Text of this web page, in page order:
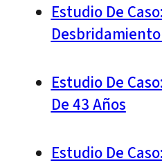
Estudio De
Estudio De
De 43 Años
Estudio De